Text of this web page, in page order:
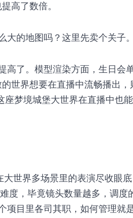
高了数倍。
的地图吗？这里先卖个关子。
高了。模型渲染方面，生日会
世界想要在直播中流畅播出，
梦境城堡大世界在直播中也
世界多场景里的表演尽收眼
度，毕竟镜头数量越多，调度
项目里各司其职，如何管理就